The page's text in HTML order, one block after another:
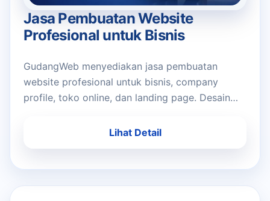
Jasa Pembuatan Website
Profesional untuk Bisnis
GudangWeb menyediakan jasa pembuatan
website profesional untuk bisnis, company
profile, toko online, dan landing page. Desain
pemasaran bisnis Anda.Lihat Detail